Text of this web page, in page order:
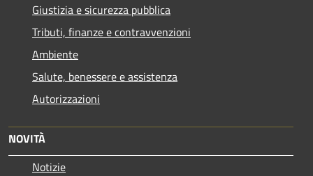
Giustizia e sicurezza pubblica
Tributi, finanze e contravvenzioni
Ambiente
Salute, benessere e assistenza
Autorizzazioni
NOVITÀ
Notizie